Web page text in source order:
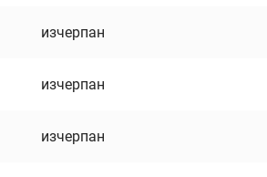
изчерпан
изчерпан
изчерпан